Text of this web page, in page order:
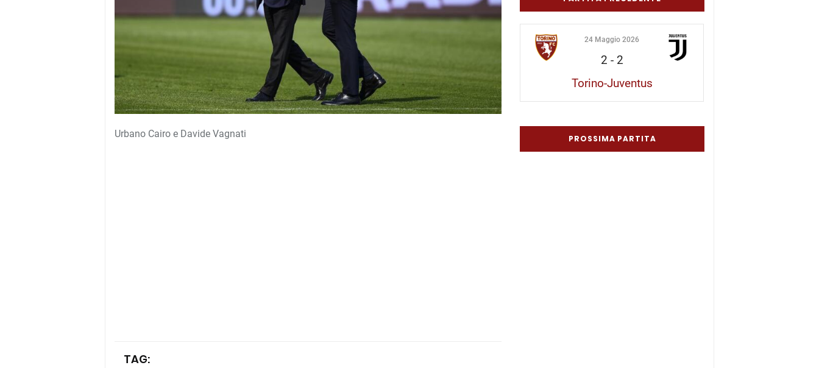
Urbano Cairo e Davide Vagnati
TAG:
24 Maggio 2026
2 - 2
Torino-Juventus
PROSSIMA PARTITA